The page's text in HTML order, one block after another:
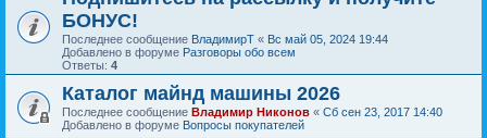
БОНУС!
Последнее сообщение ВладимирТ « Вс май 05, 2024 19:44
Добавлено в форуме Разговоры обо всем
Ответы: 4
Каталог майнд машины 2026
Последнее сообщение Владимир Никонов « Сб сен 23, 2017 14:40
Добавлено в форуме Вопросы покупателей